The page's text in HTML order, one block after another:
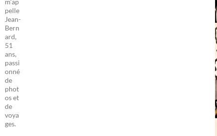
pelle
Jean-
Bern
ard,
51
ans,
passi
onné
de
phot
os et
de
voya
ges.